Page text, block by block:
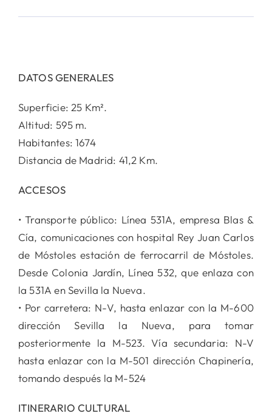
DATOS GENERALES
Superficie: 25 Km².
Altitud: 595 m.
Habitantes: 1674
Distancia de Madrid: 41,2 Km.
ACCESOS
• Transporte público: Línea 531A, empresa Blas &
Cía, comunicaciones con hospital Rey Juan Carlos
de Móstoles estación de ferrocarril de Móstoles.
Desde Colonia Jardín, Línea 532, que enlaza con
la 531A en Sevilla la Nueva.
• Por carretera: N-V, hasta enlazar con la M-600
dirección Sevilla la Nueva, para tomar
posteriormente la M-523. Vía secundaria: N-V
hasta enlazar con la M-501 dirección Chapinería,
tomando después la M-524
ITINERARIO CULTURAL